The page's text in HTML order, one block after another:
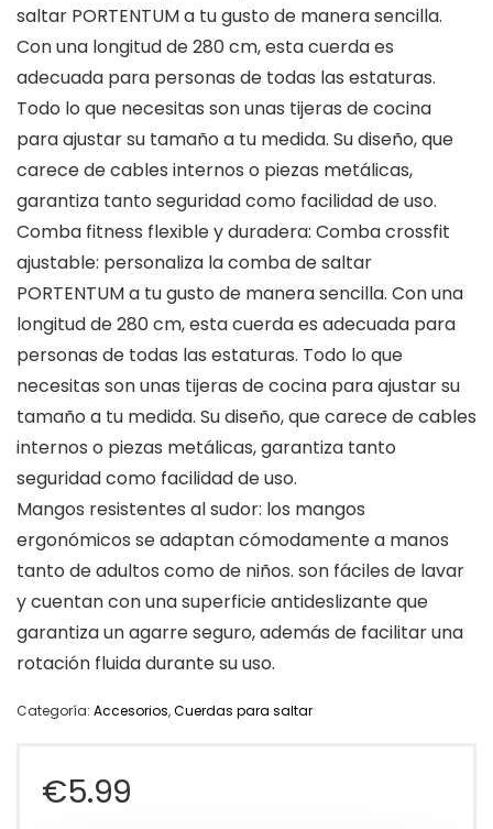
saltar PORTENTUM a tu gusto de manera sencilla.
Con una longitud de 280 cm, esta cuerda es
adecuada para personas de todas las estaturas.
Todo lo que necesitas son unas tijeras de cocina
para ajustar su tamaño a tu medida. Su diseño, que
carece de cables internos o piezas metálicas,
garantiza tanto seguridad como facilidad de uso.
Comba fitness flexible y duradera: Comba crossfit
ajustable: personaliza la comba de saltar
PORTENTUM a tu gusto de manera sencilla. Con una
longitud de 280 cm, esta cuerda es adecuada para
personas de todas las estaturas. Todo lo que
necesitas son unas tijeras de cocina para ajustar su
tamaño a tu medida. Su diseño, que carece de cables
internos o piezas metálicas, garantiza tanto
seguridad como facilidad de uso.
Mangos resistentes al sudor: los mangos
ergonómicos se adaptan cómodamente a manos
tanto de adultos como de niños. son fáciles de lavar
y cuentan con una superficie antideslizante que
garantiza un agarre seguro, además de facilitar una
rotación fluida durante su uso.
Categoría: Accesorios,Cuerdas para saltar
€5.99